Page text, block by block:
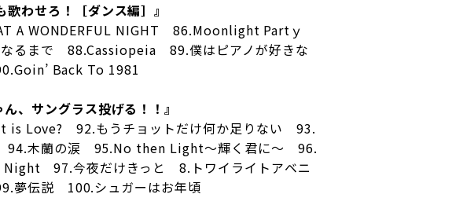
歌わせろ！［ダンス編］』
A WONDERFUL NIGHT 86.Moonlight Partｙ
るまで 88.Cassiopeia 89.僕はピアノが好きな
Back To 1981
ん、サングラス投げる！！』
is Love? 92.もうチョットだけ何か足りない 93.
木蘭の涙 95.No then Light〜輝く君に〜 96.
97.今夜だけきっと 8.トワイライトアベニ
夢伝説 100.シュガーはお年頃